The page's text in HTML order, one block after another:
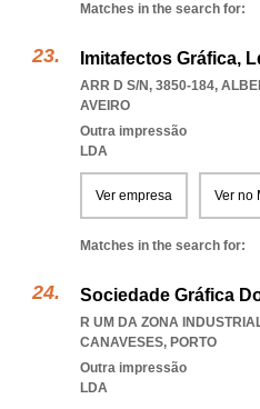
Matches in the search for:
Imitafectos Gráfica,
ARR D S/N, 3850-184,
AVEIRO
Outra impressão
LDA
Ver empresa Ver no
Matches in the search for:
Sociedade Gráfica
R UM DA ZONA
CANAVESES, PORTO
Outra impressão
LDA